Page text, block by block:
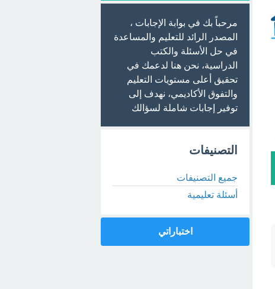
مرحباً بك في بوابة الإجابات ،
المصدر الرائد للتعليم والمساعدة
في حل الأسئلة والكتب
الدراسية، نحن هنا لدعمك في
تحقيق أعلى مستويات التعليم
والتفوق الأكاديمي، نهدف إلى
توفير إجابات شاملة لسؤالك
التصنيفات
جميع التصنيفات
أسئلة تعليمية
اختباراتي